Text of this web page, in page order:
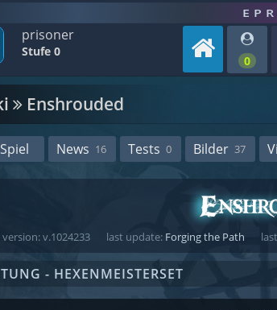
prisoner
Stufe 0
0
Enshrouded
News 16 Tests 0 Bilder 37
v.1024233 last update: Forging the Path
- HEXENMEISTERSET